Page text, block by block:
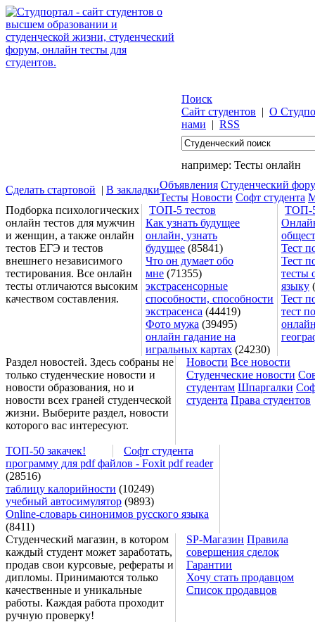
Поиск
Сайт студентов | О
нами | RSS
например: Тесты онлайн
Сделать стартовой | В закладкиОбъявления Студенческий
Тесты Новости Софт студента
Подборка психологических
онлайн тестов для мужчин
и женщин, а также онлайн
тестов ЕГЭ и тестов
внешнего независимого
тестирования. Все онлайн
тесты отличаются высоким
качеством составления.
ТОП-5 тестов
ТОП-
Как узнать будущее
онлайн, узнать
будущее (85841)
Что он думает обо
мне (71355)
экстрасенсорные
способности, способности
экстрасенса (44419)
Фото мужа (39495)
онлайн гадание на
игральных картах (24230)
Тест
Тест
тесты
языку
Тест
тест
Раздел новостей. Здесь собраны не
только студенческие новости и
новости образования, но и
новости всех граней студенческой
жизни. Выберите раздел, новости
которого вас интересуют.
Новости Все новости
Студенческие новости
студентам Шпаргалки
студента Права студентов
ТОП-50 закачек!
Софт студента
программу для pdf файлов - Foxit pdf reader
(28516)
таблицу калорийности (10249)
учебный автосимулятор (9893)
Online-словарь синонимов русского языка
(8411)
Студенческий магазин, в котором
каждый студент может заработать,
продав свои курсовые, рефераты и
дипломы. Принимаются только
качественные и уникальные
работы. Каждая работа проходит
ручную проверку!
SP-Магазин Правила
совершения сделок
Гарантии
Хочу стать продавцом
Список продавцов